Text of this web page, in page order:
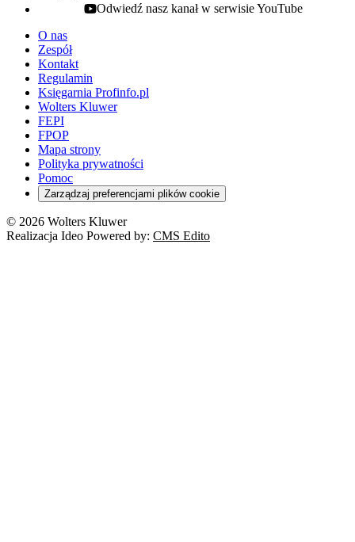
youtube - otwiera się w nowej karcie
Odwiedź nasz kanał w serwisie YouTube
O nas
Zespół
Kontakt
Regulamin
Księgarnia Profinfo.pl
Wolters Kluwer
FEPI
FPOP
Mapa strony
Polityka prywatności
Pomoc
Zarządzaj preferencjami plików cookie
© 2026 Wolters Kluwer
Realizacja Ideo Powered by: CMS Edito